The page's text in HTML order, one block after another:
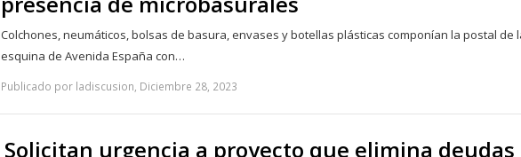
Colchones, neumáticos, bolsas de basura, envases y botellas plásticas componían la postal de
esquina de Avenida España con…
Publicado por ladiscusion, Diciembre 28, 2023
Solicitan urgencia a proyecto que elimina deudas